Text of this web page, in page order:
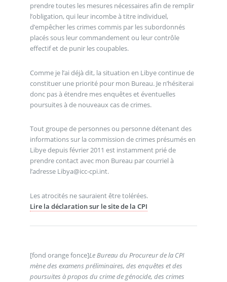
prendre toutes les mesures nécessaires afin de remplir
l’obligation, qui leur incombe à titre individuel,
d’empêcher les crimes commis par les subordonnés
placés sous leur commandement ou leur contrôle
effectif et de punir les coupables.
Comme je l’ai déjà dit, la situation en Libye continue de
constituer une priorité pour mon Bureau. Je n’hésiterai
donc pas à étendre mes enquêtes et éventuelles
poursuites à de nouveaux cas de crimes.
Tout groupe de personnes ou personne détenant des
informations sur la commission de crimes présumés en
Libye depuis février 2011 est instamment prié de
prendre contact avec mon Bureau par courriel à
l’adresse Libya@icc-cpi.int.
Les atrocités ne sauraient être tolérées.
Lire la déclaration sur le site de la CPI
[fond orange fonce]Le Bureau du Procureur de la CPI
mène des examens préliminaires, des enquêtes et des
poursuites à propos du crime de génocide, des crimes